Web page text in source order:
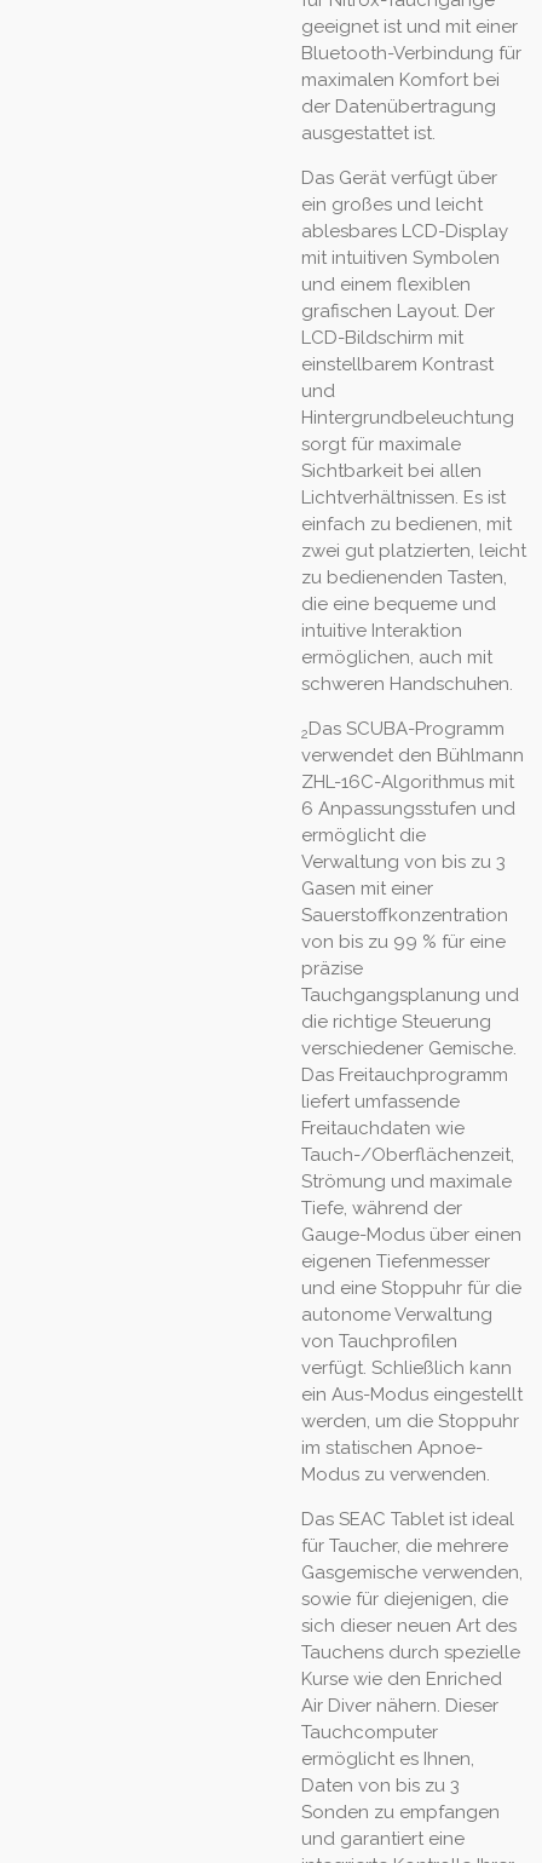
geeignet ist und mit einer
Bluetooth-Verbindung für
maximalen Komfort bei
der Datenübertragung
ausgestattet ist.
Das Gerät verfügt über
ein großes und leicht
ablesbares LCD-Display
mit intuitiven Symbolen
und einem flexiblen
grafischen Layout. Der
LCD-Bildschirm mit
einstellbarem Kontrast
und
Hintergrundbeleuchtung
sorgt für maximale
Sichtbarkeit bei allen
Lichtverhältnissen. Es ist
einfach zu bedienen, mit
zwei gut platzierten, leicht
zu bedienenden Tasten,
die eine bequeme und
intuitive Interaktion
ermöglichen, auch mit
schweren Handschuhen.
2Das SCUBA-Programm
verwendet den Bühlmann
ZHL-16C-Algorithmus mit
6 Anpassungsstufen und
ermöglicht die
Verwaltung von bis zu 3
Gasen mit einer
Sauerstoffkonzentration
von bis zu 99 % für eine
präzise
Tauchgangsplanung und
die richtige Steuerung
verschiedener Gemische.
Das Freitauchprogramm
liefert umfassende
Freitauchdaten wie
Tauch-/Oberflächenzeit,
Strömung und maximale
Tiefe, während der
Gauge-Modus über einen
eigenen Tiefenmesser
und eine Stoppuhr für die
autonome Verwaltung
von Tauchprofilen
verfügt. Schließlich kann
ein Aus-Modus eingestellt
werden, um die Stoppuhr
im statischen Apnoe-
Modus zu verwenden.
Das SEAC Tablet ist ideal
für Taucher, die mehrere
Gasgemische verwenden,
sowie für diejenigen, die
sich dieser neuen Art des
Tauchens durch spezielle
Kurse wie den Enriched
Air Diver nähern. Dieser
Tauchcomputer
ermöglicht es Ihnen,
Daten von bis zu 3
Sonden zu empfangen
und garantiert eine